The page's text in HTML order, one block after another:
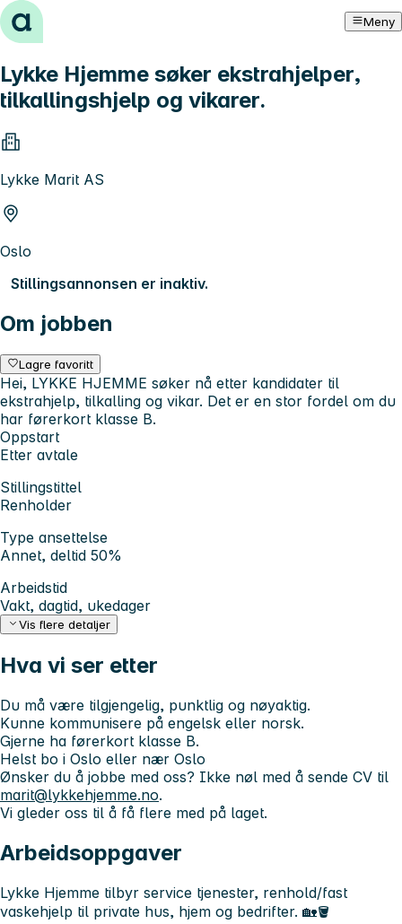
Hopp til innhold Meny
Lykke Hjemme søker ekstrahjelper,
tilkallingshjelp og vikarer.
Lykke Marit AS
Oslo
Stillingsannonsen er inaktiv.
Om jobben
Lagre favoritt
Hei, LYKKE HJEMME søker nå etter kandidater til
ekstrahjelp, tilkalling og vikar. Det er en stor fordel om du
har førerkort klasse B.
Oppstart
Etter avtale
Stillingstittel
Renholder
Type ansettelse
Annet, deltid 50%
Arbeidstid
Vakt, dagtid, ukedager
Vis flere detaljer
Hva vi ser etter
Du må være tilgjengelig, punktlig og nøyaktig.
Kunne kommunisere på engelsk eller norsk.
Gjerne ha førerkort klasse B.
Helst bo i Oslo eller nær Oslo
Ønsker du å jobbe med oss? Ikke nøl med å sende CV til
marit@lykkehjemme.no.
Vi gleder oss til å få flere med på laget.
Arbeidsoppgaver
Lykke Hjemme tilbyr service tjenester, renhold/fast
vaskehjelp til private hus, hjem og bedrifter. 🏡🪣